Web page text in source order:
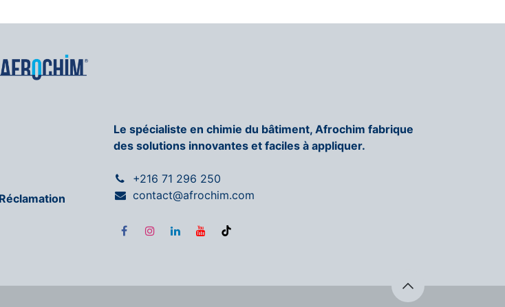
Le spécialiste en chimie du bâtiment, Afrochim fabrique
des solutions innovantes et faciles à appliquer.
+216 71 296 250
contact@afrochim.com